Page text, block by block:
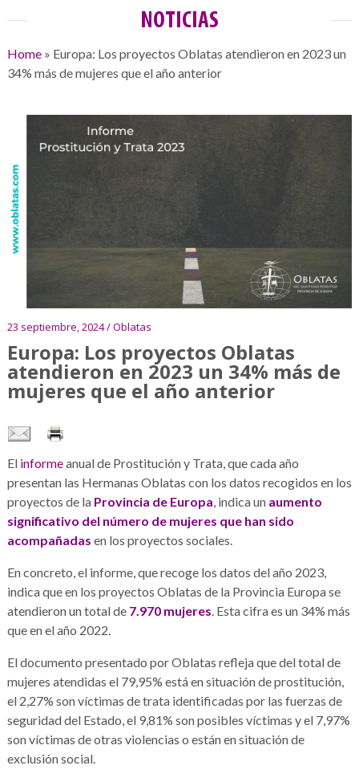
NOTICIAS
Home» Europa: Los proyectos Oblatas atendieron en 2023 un
34% más de mujeres que el año anterior
23 septiembre, 2024 / Oblatas
Europa: Los proyectos Oblatas
atendieron en 2023 un 34% más de
mujeres que el año anterior
El informeanual de Prostitución y Trata, que cada año
presentan las Hermanas Oblatas con los datos recogidos en los
proyectos de laProvincia de Europa, indica un aumento
significativo del número de mujeres que han sido
acompañadas en los proyectos sociales.
En concreto, el informe, que recoge los datos del año 2023,
indica que en los proyectos Oblatas de la Provincia Europa se
atendieron un total de 7.970 mujeres. Esta cifra es un 34% más
que en el año 2022.
El documento presentado por Oblatas refleja que del total de
mujeres atendidas el 79,95% está en situación de prostitución,
el 2,27% son víctimas de trata identificadas por las fuerzas de
seguridad del Estado, el 9,81% son posibles víctimas y el 7,97%
son víctimas de otras violencias o están en situación de
exclusión social.